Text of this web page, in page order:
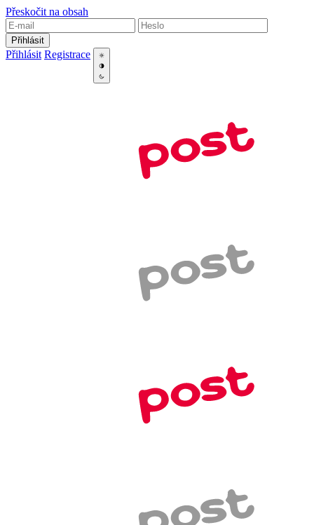
Přeskočit na obsah
Přihlásit
Přihlásit Registrace